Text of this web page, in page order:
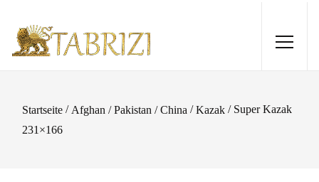
Startseite / Afghan / Pakistan / China /Kazak / Super Kazak
231×166